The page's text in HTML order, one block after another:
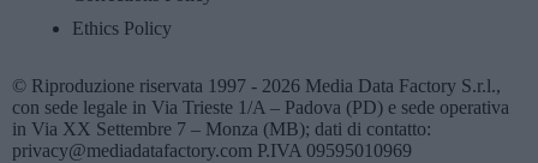
Ethics Policy
© Riproduzione riservata 1997 - 2026 Media Data Factory S.r.l.,
con sede legale in Via Trieste 1/A – Padova (PD) e sede operativa
in Via XX Settembre 7 – Monza (MB); dati di contatto:
privacy@mediadatafactory.com P.IVA 09595010969